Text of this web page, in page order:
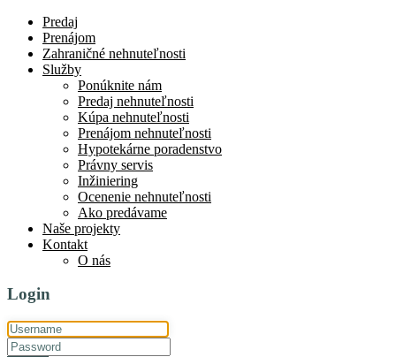
Predaj
Prenájom
Zahraničné nehnuteľnosti
Služby
Ponúknite nám
Predaj nehnuteľnosti
Kúpa nehnuteľnosti
Prenájom nehnuteľnosti
Hypotekárne poradenstvo
Právny servis
Inžiniering
Ocenenie nehnuteľnosti
Ako predávame
Naše projekty
Kontakt
O nás
Login